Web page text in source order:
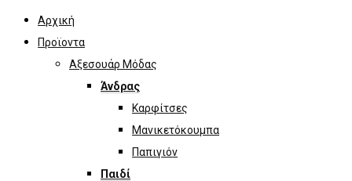
Αρχική
Προϊοντα
Αξεσουάρ Μόδας
Άνδρας
Καρφίτσες
Μανικετόκουμπα
Παπιγιόν
Παιδί